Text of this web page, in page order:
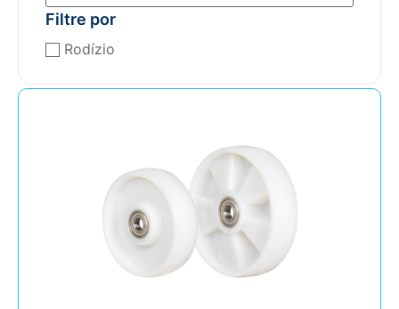
Filtre por
Rodízio